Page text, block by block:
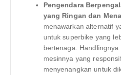
Pengendara
yang Ringan dan
menawarkan alternatif
untuk superbike yang
bertenaga.
mesinnya yang
menyenangkan untuk